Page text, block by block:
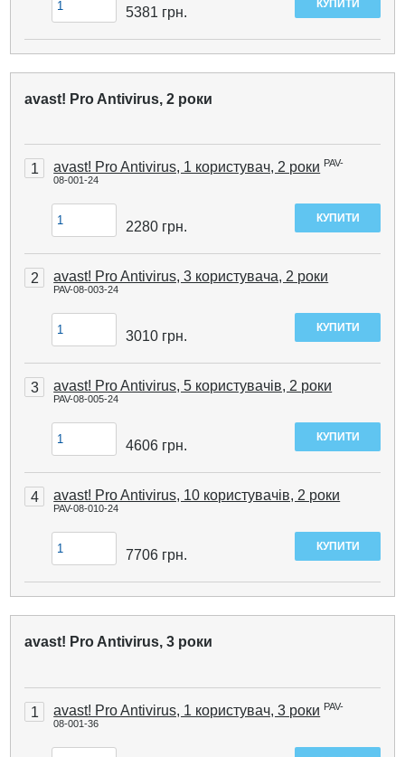
5381 грн.
avast! Pro Antivirus, 2 роки
1 avast! Pro Antivirus, 1 користувач, 2 роки PAV-
08-001-24
2280 грн.
2 avast! Pro Antivirus, 3 користувача, 2 роки
PAV-08-003-24
3010 грн.
3 avast! Pro Antivirus, 5 користувачів, 2 роки
PAV-08-005-24
4606 грн.
4 avast! Pro Antivirus, 10 користувачів, 2 роки
PAV-08-010-24
7706 грн.
avast! Pro Antivirus, 3 роки
1 avast! Pro Antivirus, 1 користувач, 3 роки PAV-
08-001-36